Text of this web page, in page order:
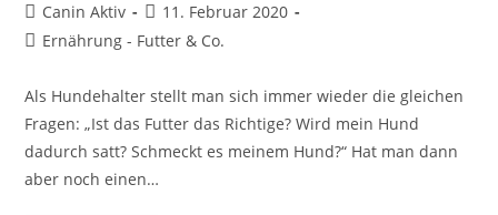
Canin Aktiv
11. Februar 2020
Ernährung - Futter & Co.
Als Hundehalter stellt man sich immer wieder die gleichen
Fragen: „Ist das Futter das Richtige? Wird mein Hund
dadurch satt? Schmeckt es meinem Hund?“ Hat man dann
aber noch einen…